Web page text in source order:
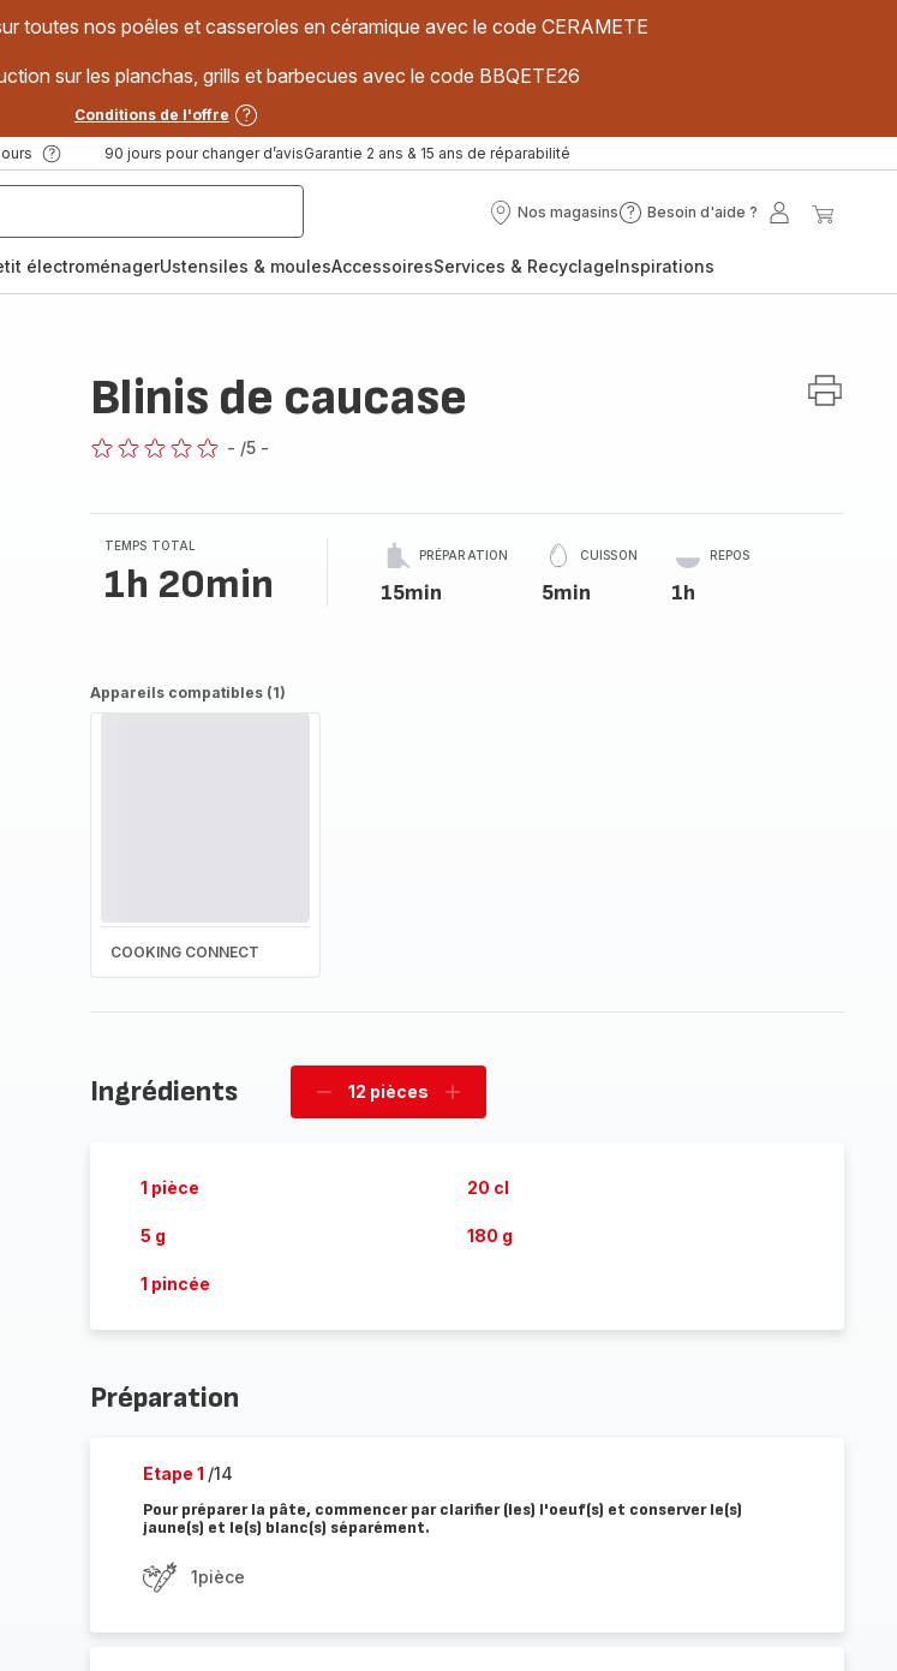
toutes nos poêles et casseroles en céramique avec le code CERAMETE
sur les planchas, grills et barbecues avec le code BBQETE26
Conditions de l'offre
90 jours pour changer d’avisGarantie 2 ans & 15 ans de réparabilité
Nos magasins
Nos
Besoin d'aide ?
Besoin
?
Mon
électroménagerUstensiles & moulesAccessoiresServices & RecyclageInspirations
Blinis de caucase
- /5 -
TEMPS TOTAL
1h 20min
PRÉPARATION
15min
CUISSON
5min
REPOS
1h
Appareils compatibles (1)
COOKING CONNECT
Ingrédients
Supprimer
12 pièces
Ajouter
1 pièce 20 cl
5 g 180 g
1 pincée
Préparation
Etape 1 /14
Pour préparer la pâte, commencer par clarifier (les) l'oeuf(s) et conserver le(s)
jaune(s) et le(s) blanc(s) séparément.
1pièce